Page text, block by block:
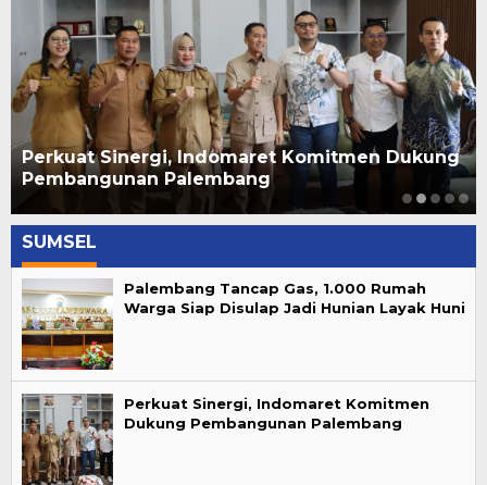
Perkuat Sinergi, Indomaret Komitmen Dukung
Pembangunan Palembang
SUMSEL
Palembang Tancap Gas, 1.000 Rumah
Warga Siap Disulap Jadi Hunian Layak Huni
Perkuat Sinergi, Indomaret Komitmen
Dukung Pembangunan Palembang